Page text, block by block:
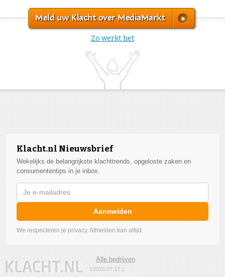
Meld uw Klacht over MediaMarkt
Zo werkt het
Klacht.nl Nieuwsbrief
Wekelijks de belangrijkste klachttrends, opgeloste zaken en
consumententips in je inbox.
Aanmelden
We respecteren je privacy. Afmelden kan altijd.
Alle bedrijven
v2026.07.17.1